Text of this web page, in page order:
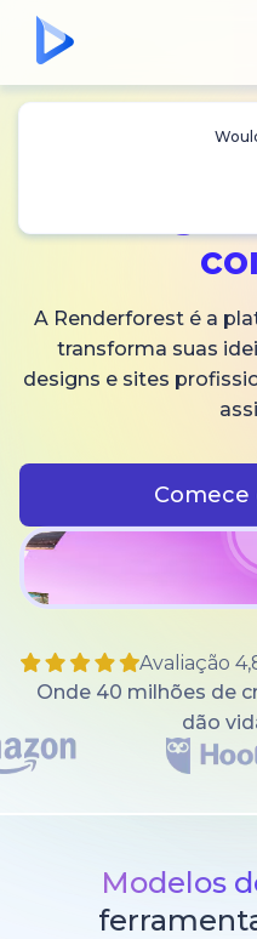
A Renderforest é a
transforma suas
designs e sites
Comece
Avaliação
Onde 40 milhões de
dão
Modelos